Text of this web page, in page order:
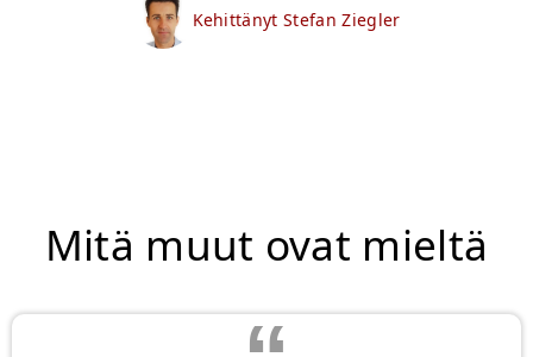
Kehittänyt Stefan Ziegler
Mitä muut ovat mieltä